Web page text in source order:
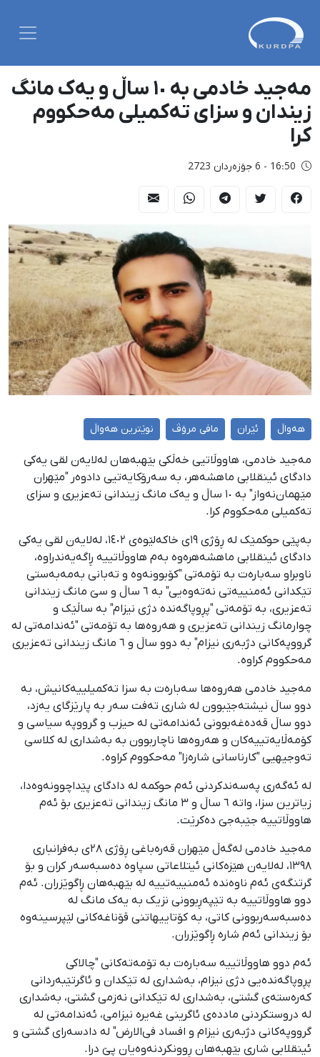
مەجید خادمی بە ١٠ ساڵ و یەک مانگ
زیندان و سزای تەکمیلی مەحکووم
کرا
16:50 - 6 جۆزەردان 2723
هەواڵ ئێران مافی مرۆڤ نوێترین هەواڵ
مەجید خادمی، هاووڵاتیی خەڵکی بێهبەهان لەلایەن لقی یەکی
دادگای ئینقلابی ماهشەهر، بە سەرۆکایەتیی دادوەر "مێهران
مێهمان‌نەواز" بە ١٠ ساڵ و یەک مانگ زیندانی تەعزیری و سزای
تەکمیلی مەحکووم کرا.
بەپێی حوکمێک لە ڕۆژی ١٩ی خاکەلێوەی ١٤٠٢، لەلایەن لقی یەکی
دادگای ئینقلابی ماهشەهرەوە بەم هاووڵاتییە ڕاگەیەندراوە،
ناوبراو سەبارەت بە تۆمەتی "کۆبوونەوە و تەبانی بەمەبەستی
تێکدانی ئەمنییەتی نەتەوەیی" بە ٦ ساڵ و سێ مانگ زیندانی
تەعزیری، بە تۆمەتی "پڕوپاگەندە دژی نیزام" بە ساڵێک و
چوارمانگ زیندانی تەعزیری و هەروەها بە تۆمەتی "ئەندامەتی لە
گرووپەکانی دژبەری نیزام" بە دوو ساڵ و ٦ مانگ زیندانی تەعزیری
مەحکووم کراوە.
مەجید خادمی هەروەها سەبارەت بە سزا تەکمیلییەکانیش، بە
دوو ساڵ نیشتەجێبوون لە شاری تەفت سەر بە پارێزگای یەزد،
دوو ساڵ قەدەغەبوونی ئەندامەتی لە حیزب و گرووپە سیاسی و
کۆمەڵایەتییەکان و هەروەها ناچاربوون بە بەشداری لە کلاسی
تەوجیهیی "کارناسانی شارەزا" مەحکووم کراوە.
لە ئەگەری پەسەندکردنی ئەم حوکمە لە دادگای پێداچوونەوەدا،
زیاترین سزا، واتە ٦ ساڵ و ٣ مانگ زیندانی تەعزیری بۆ ئەم
هاووڵاتییە جێبەجێ دەکرێت.
مەجید خادمی لەگەڵ مێهران قەرەباغی ڕۆژی ٢٨ی بەفرانباری
١٣٩٨، لەلایەن هێزەکانی ئیتلاعاتی سپاوە دەسبەسەر کران و بۆ
گرتنگەی ئەم ناوەندە ئەمنییەتییە لە بێهبەهان ڕاگوێزران. ئەم
دوو هاووڵاتییە بە تێپەڕبوونی نزیک بە یەک مانگ لە
دەسبەسەربوونی کاتی، بە کۆتاییهاتنی قۆناغەکانی لێپرسینەوە
بۆ زیندانی ئەم شارە ڕاگوێزران.
ئەم دوو هاووڵاتییە سەبارەت بە تۆمەتەکانی "چالاکی
پڕوپاگەندەیی دژی نیزام، بەشداری لە تێکدان و ئاگرتێبەردانی
کەرەستەی گشتی، بەشداری لە تێکدانی نەزمی گشتی، بەشداری
لە دروستکردنی ماددەی ئاگرینی غەیرە نیزامی، ئەندامەتی لە
گرووپەکانی دژبەری نیزام و افساد فی‌الارض" لە دادسەرای گشتی و
ئینقلابی شاری بێهبەهان ڕوونکردنەوەیان پێ درا.